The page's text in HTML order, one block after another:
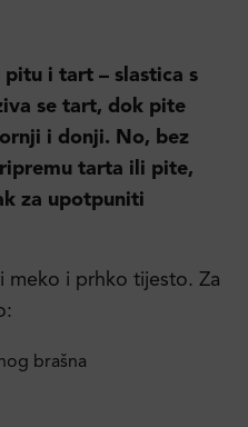
i tart – slastica s
se tart, dok pite
i donji. No, bez
tarta ili pite,
za upotpuniti
meko i prhko tijesto. Za
brašna